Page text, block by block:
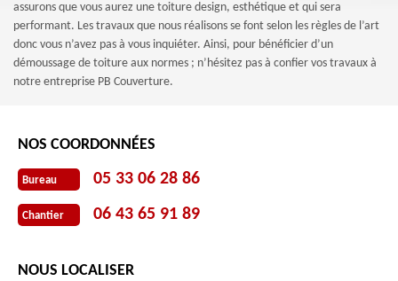
assurons que vous aurez une toiture design, esthétique et qui sera
performant. Les travaux que nous réalisons se font selon les règles de l’art
donc vous n’avez pas à vous inquiéter. Ainsi, pour bénéficier d’un
démoussage de toiture aux normes ; n’hésitez pas à confier vos travaux à
notre entreprise PB Couverture.
NOS COORDONNÉES
Bureau 05 33 06 28 86
Chantier 06 43 65 91 89
NOUS LOCALISER